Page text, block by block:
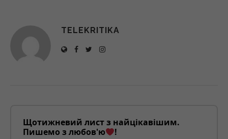
TELEKRITIKA
Щотижневий лист з найцікавішим.
Пишемо з любов'ю
!